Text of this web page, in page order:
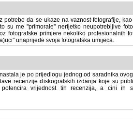
potrebe da se ukaze na vaznost fotografije,
su me "primorale" nerijetko neupotrebljive
fotografske primjere nekoliko profesionalnih
unaprijede svoja fotografska umijeca.
je po prijedlogu jednog od saradnika
recenzije diskografskih izdanja koje su
vrijednost tih recenzija, a cini ih